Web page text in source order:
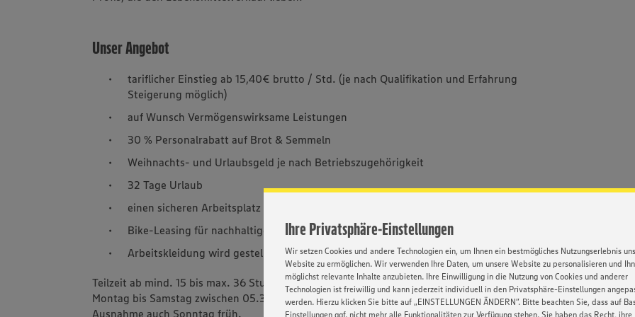
Ihre Privatsphäre-Einstellungen
Wir setzen Cookies und andere Technologien ein, um Ihnen ein bestmögliches Nutzungserlebnis
Website zu ermöglichen. Wir verwenden Ihre Daten, um unsere Website zu personalisieren und
möglichst relevante Inhalte anzubieten. Ihre Einwilligung in die Nutzung von Cookies und anderer
Technologien ist freiwillig und kann jederzeit individuell in den Privatsphäre-Einstellungen
werden. Hierzu klicken Sie bitte auf „EINSTELLUNGEN ÄNDERN”. Bitte beachten Sie, dass auf
Einstellungen ggf. nicht mehr alle Funktionalitäten zur Verfügung stehen. Sie haben das Recht, ihre
Unser Angebot
tariflicher Einstieg ab 15,40€ brutto / Std. (je nach Qualifikation und Erfahrung
Steigerung möglich)
auf Wunsch Vermögenswirksame Leistungen
30 % Personalrabatt auf Brot & Semmeln
Weihnachts- und Urlaubsgeld je nach Betriebszugehörigkeit
32 Tage Urlaub
einen sicheren Arbeitsplatz
Bike-Leasing für nachhaltige Mobilität
Arbeitskleidung wird gestellt
Teilzeit ab mind. 15 bis max. 36 Stunden pro Woche,
Montag bis Samstag zwischen 05.30 Uhr - 20.30 Uhr flexibel in Früh- und Spätschicht, mit
Ausnahme auch Sonntag früh.